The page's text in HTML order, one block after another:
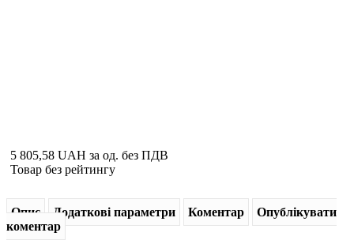
5 805,58 UAH за од. без ПДВ
Товар без рейтингу
Опис Додаткові параметри Коментар
Опублікувати
коментар